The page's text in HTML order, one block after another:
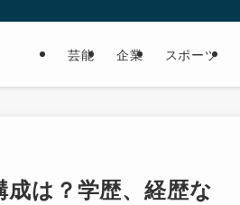
芸能 企業 スポーツ
は？学歴、経歴な